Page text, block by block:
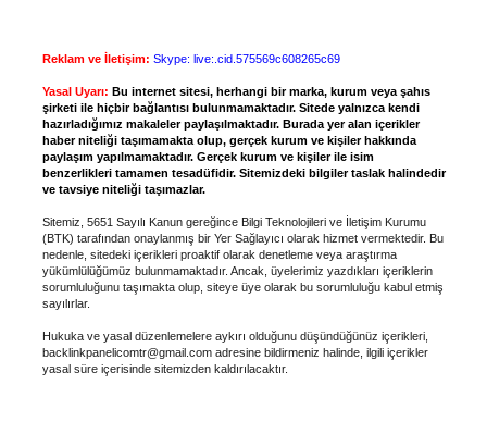
Reklam ve İletişim: Skype: live:.cid.575569c608265c69
Yasal Uyarı: Bu internet sitesi, herhangi bir marka, kurum veya şahıs
şirketi ile hiçbir bağlantısı bulunmamaktadır. Sitede yalnızca kendi
hazırladığımız makaleler paylaşılmaktadır. Burada yer alan içerikler
haber niteliği taşımamakta olup, gerçek kurum ve kişiler hakkında
paylaşım yapılmamaktadır. Gerçek kurum ve kişiler ile isim
benzerlikleri tamamen tesadüfidir. Sitemizdeki bilgiler taslak halindedir
ve tavsiye niteliği taşımazlar.
Sitemiz, 5651 Sayılı Kanun gereğince Bilgi Teknolojileri ve İletişim Kurumu
(BTK) tarafından onaylanmış bir Yer Sağlayıcı olarak hizmet vermektedir. Bu
nedenle, sitedeki içerikleri proaktif olarak denetleme veya araştırma
yükümlülüğümüz bulunmamaktadır. Ancak, üyelerimiz yazdıkları içeriklerin
sorumluluğunu taşımakta olup, siteye üye olarak bu sorumluluğu kabul etmiş
sayılırlar.
Hukuka ve yasal düzenlemelere aykırı olduğunu düşündüğünüz içerikleri,
backlinkpanelicomtr@gmail.comadresine bildirmeniz halinde, ilgili içerikler
yasal süre içerisinde sitemizden kaldırılacaktır.